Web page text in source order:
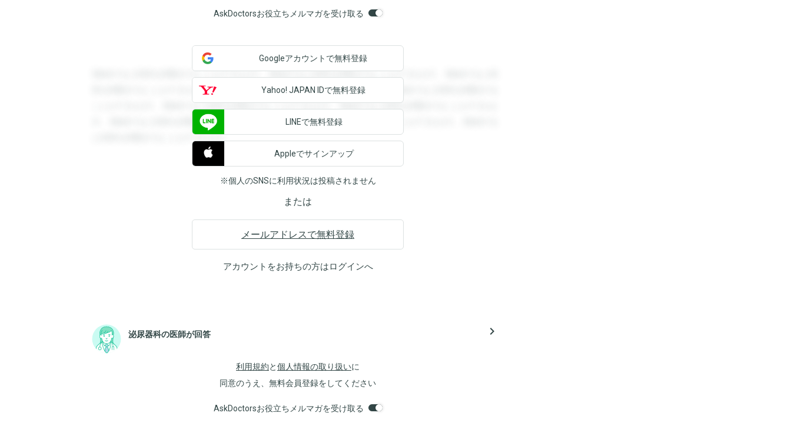
AskDoctorsお役立ちメルマガを受け取る
登録すると回答を閲覧することができます。登録すると回答を閲覧することができます。登録すると回
答を閲覧することができます。登録すると回答を閲覧することができます。登録すると回答を閲覧する
ことができます。登録すると回答を閲覧することができます。登録すると回答を閲覧することができま
す。登録すると回答を閲覧することができます。登録すると回答を閲覧することができます。登録する
と回答を閲覧することができます。
Googleアカウントで無料登録
Yahoo! JAPAN IDで無料登録
LINEで無料登録
Appleでサインアップ
※個人のSNSに利用状況は投稿されません
または
メールアドレスで無料登録
アカウントをお持ちの方はログインへ
泌尿器科の医師が回答 navigate_next
利用規約と個人情報の取り扱いに
同意のうえ、無料会員登録をしてください
AskDoctorsお役立ちメルマガを受け取る